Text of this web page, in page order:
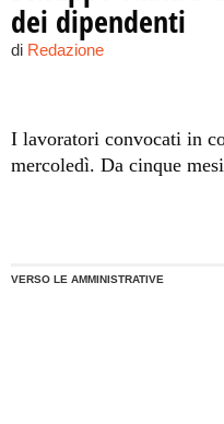
dei dipendenti
di Redazione
I lavoratori convocati in
mercoledì. Da cinque
VERSO LE AMMINISTRATIVE